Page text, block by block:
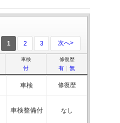
1 2 3 次へ>
車検
付
修復歴
有 ｜ 無
車検 修復歴
車検整備付 なし